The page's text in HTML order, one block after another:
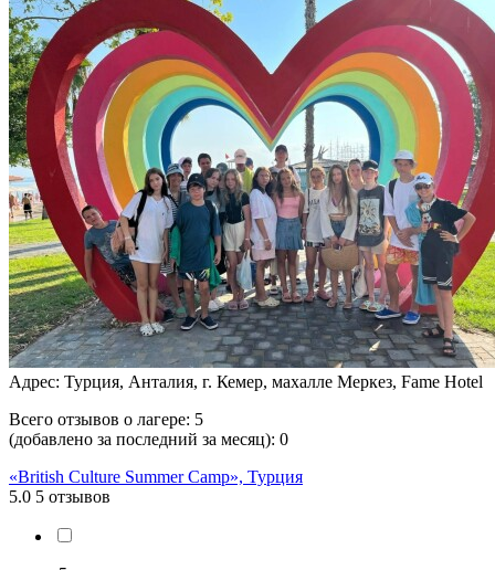
Адрес: Турция, Анталия, г. Кемер, махалле Меркез, Fame Hotel
Всего отзывов о лагере: 5
(добавлено за последний за месяц): 0
«British Culture Summer Camp», Турция
5.0 5 отзывов